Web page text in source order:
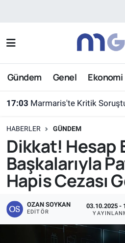
Gündem Genel Ekonomi
17:03 Marmaris'te Kritik Soruşturma: Tutuklanan
HABERLER GÜNDEM
Dikkat! Hesap
Başkalarıyla
Hapis Cezası
OZAN SOYKAN
EDITÖR
03.10.2025 -
Nöbetçi Eczaneler
Hava Durumu
Süper Lig Puan Durumu
Tüm Manşetler
Son Dakika Haberleri
Haber Arşivi